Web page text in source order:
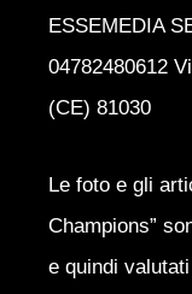
ESSEMEDIA
04782480612
(CE) 81030
Le foto e gli
Champions”
e quindi